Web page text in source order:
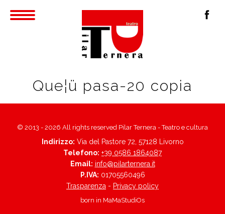
Que¦ü pasa-20 copia
© 2013 - 2026 All rights reserved Pilar Ternera - Teatro e cultura
Indirizzo: Via del Pastore 72, 57128 Livorno
Telefono: +39 0586 1864087
Email: info@pilarternera.it
P.IVA: 01705560496
Trasparenza - Privacy policy
born in MaMaStudiOs